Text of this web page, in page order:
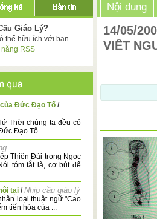
Giáo Lý?
thể hữu ích với bạn.
RSS
Đức Đạo Tổ /
Thời chúng ta đều có
Đạo Tổ ...
Thiên Đài trong Ngọc
tóm tắt là, cơ bút để
tại /Nhịp cầu giáo lý
loại thuật ngữ "Cao
tiến hóa của ...
Nội dung
14/05/
VIÊT